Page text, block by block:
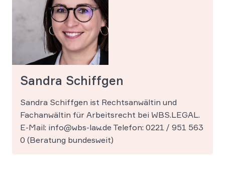
Sandra Schiffgen
Sandra Schiffgen ist Rechtsanwältin und
Fachanwältin für Arbeitsrecht bei WBS.LEGAL.
E-Mail: info@wbs-law.de Telefon: 0221 / 951 563
0 (Beratung bundesweit)